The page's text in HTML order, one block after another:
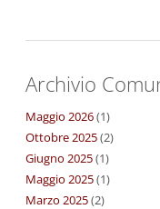
Archivio
Maggio 2026(1)
Ottobre 2025(2)
Giugno 2025(1)
Maggio 2025(1)
Marzo 2025(2)